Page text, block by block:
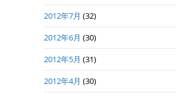
2012年7月 (32)
2012年6月 (30)
2012年5月 (31)
2012年4月 (30)